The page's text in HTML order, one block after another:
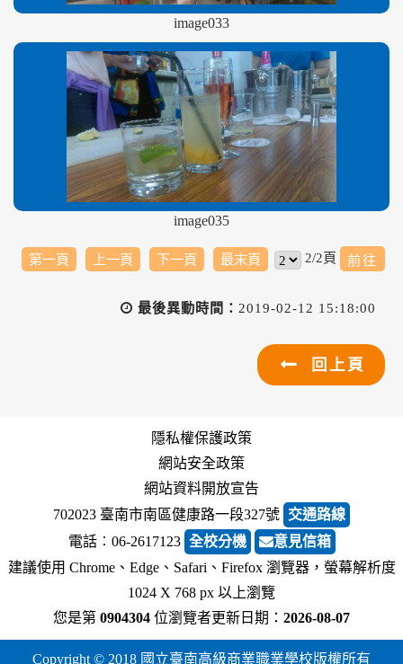
image033
image035
第一頁 上一頁 下一頁 最末頁 2/2頁
最後異動時間： 2019-02-12 15:18:00
回上頁
隱私權保護政策
網站安全政策
網站資料開放宣告
702023 臺南市南區健康路一段327號 交通路線
電話︰06-2617123 全校分機
意見信箱
建議使用 Chrome、Edge、Safari、Firefox 瀏覽器，螢幕解析度
1024 X 768 px 以上瀏覽
您是第 0904304 位瀏覽者更新日期： 2026-08-07
Copyright © 2018 國立臺南高級商業職業學校版權所有